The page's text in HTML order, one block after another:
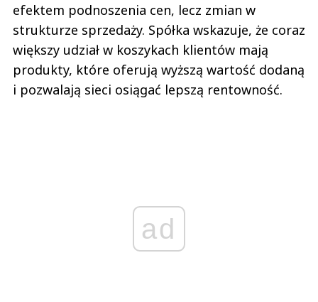
efektem podnoszenia cen, lecz zmian w
strukturze sprzedaży. Spółka wskazuje, że coraz
większy udział w koszykach klientów mają
produkty, które oferują wyższą wartość dodaną
i pozwalają sieci osiągać lepszą rentowność.
ad